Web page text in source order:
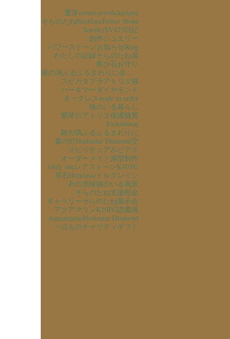
愛芽meme-jewelsAntique
そらのたねNecklacePower Stone
JewelrySV925日記
創作ジュエリー
パワーストーンお知らせRing
わたしの記録そらのたね展
希少石お守り
銀の滴ふるふるまわりに金の滴ふるふるまわりに
スピカタブラ アトリエ猫
ハーキマーダイヤモンド
ネックレスmade to order
猫のいる暮らし
愛芽のアトリエ保護猫翼
Exihibition
銀の滴ふるふるまわりに
森の灯Harkimar Diamond空
スピリチュアルピアス
オーダーメイド原型制作
Only oneレアストーンK10YG
原石Herkimarミルグレイン
石の意味猫のいる風景
そらのたね支援彫金
ギャラリーそらのたね展示会
アクアマリンK10PG読書滴
AquamarineHerkimar Diamond
一点ものチャリティ ギフト